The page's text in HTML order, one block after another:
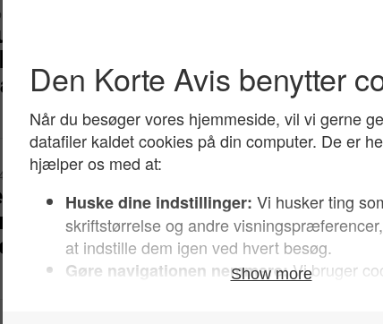
23, 2017
tusinde har fået dansk
siden år 2000: Og det drejer sig
irakere og tyrkere
2017
pårørende til en tyrkisk mand
på hospitalet, at fortvivlede
græd